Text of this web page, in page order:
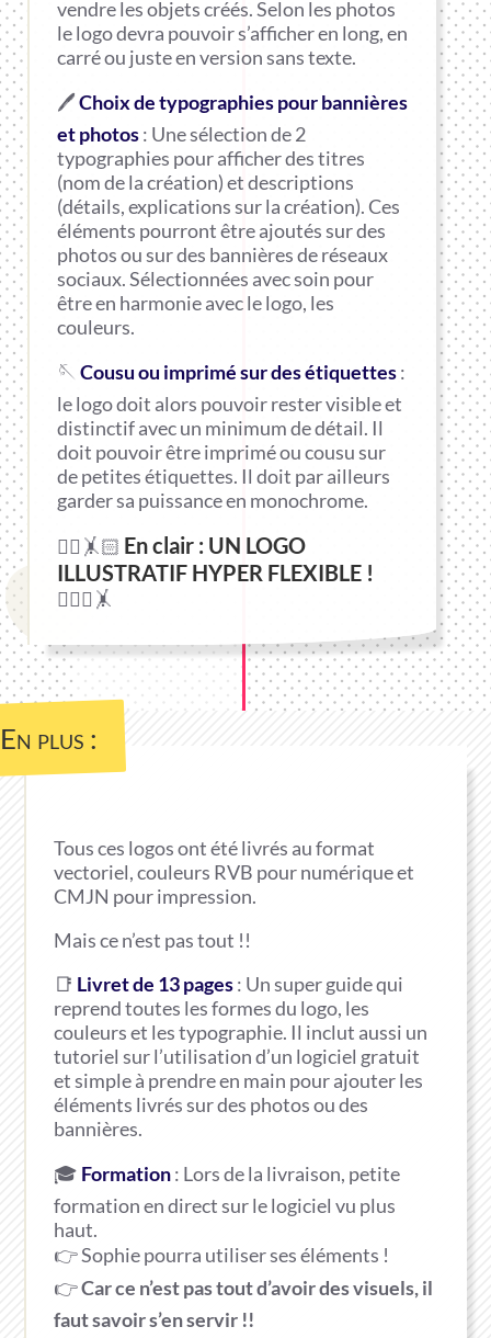
vendre les objets créés. Selon les photos
le logo devra pouvoir s’afficher en long, en
carré ou juste en version sans texte.
🖊️Choix de typographies pour bannières
et photos: Une sélection de 2
typographies pour afficher des titres
(nom de la création) et descriptions
(détails, explications sur la création). Ces
éléments pourront être ajoutés sur des
photos ou sur des bannières de réseaux
sociaux. Sélectionnées avec soin pour
être en harmonie avec le logo, les
couleurs.
🪡 Cousu ou imprimé sur des étiquettes:
le logo doit alors pouvoir rester visible et
distinctif avec un minimum de détail. Il
doit pouvoir être imprimé ou cousu sur
de petites étiquettes. Il doit par ailleurs
garder sa puissance en monochrome.
🤸‍♂️🤸🏻 En clair : UN LOGO
ILLUSTRATIF HYPER FLEXIBLE !
🤸🏻‍♀️🤸
En plus :
Tous ces logos ont été livrés au format
vectoriel, couleurs RVB pour numérique et
CMJN pour impression.
Mais ce n’est pas tout !!
📑 Livret de 13 pages: Un super guide qui
reprend toutes les formes du logo, les
couleurs et les typographie. Il inclut aussi un
tutoriel sur l’utilisation d’un logiciel gratuit
et simple à prendre en main pour ajouter les
éléments livrés sur des photos ou des
bannières.
🎓 Formation: Lors de la livraison, petite
formation en direct sur le logiciel vu plus
haut.
👉 Sophie pourra utiliser ses éléments !
👉Car ce n’est pas tout d’avoir des visuels, il
faut savoir s’en servir !!